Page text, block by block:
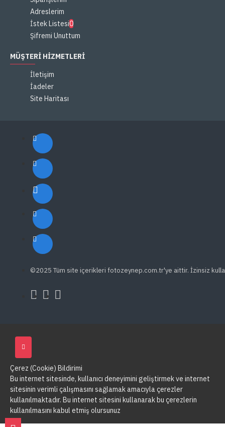
Adreslerim
İstek Listesi0
Şifremi Unuttum
MÜŞTERI HIZMETLERI
İletişim
İadeler
Site Haritası
©2025 Tüm site içerikleri fotozeynep.com.tr'ye aittir. İzinsiz
Çerez (Cookie) Bildirimi
Bu internet sitesinde, kullanıcı deneyimini geliştirmek ve internet
sitesinin verimli çalışmasını sağlamak amacıyla çerezler
kullanılmaktadır. Bu internet sitesini kullanarak bu çerezlerin
kullanılmasını kabul etmiş olursunuz